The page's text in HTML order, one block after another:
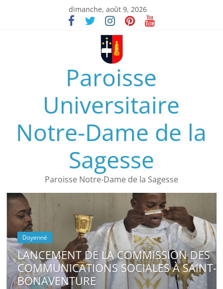
dimanche, août 9, 2026
Paroisse
Universitaire
Notre-Dame de la
Sagesse
Paroisse Notre-Dame de la Sagesse
Doyenné
LANCEMENT DE LA COMMISSION DES
COMMUNICATIONS SOCIALES À SAINT-
BONAVENTURE